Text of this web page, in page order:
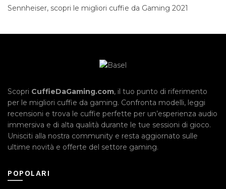
originaleattuale
Sennheiser, scopri le migliori cuffie da Gaming 2021
Scopri CuffieDaGaming.com, il tuo punto di riferimento
per le migliori cuffie da gaming. Confronta modelli, leggi
recensioni e trova le cuffie perfette per un’esperienza audio
immersiva e di alta qualità durante le tue sessioni di gioco.
Unisciti alla nostra community e resta aggiornato sulle
ultime novità e offerte del settore gaming.
POPOLARI